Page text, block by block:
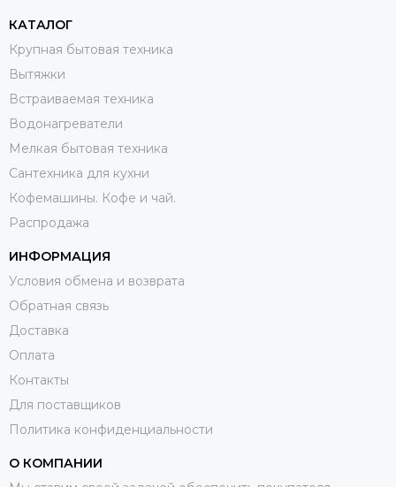
КАТАЛОГ
Крупная бытовая техника
Вытяжки
Встраиваемая техника
Водонагреватели
Мелкая бытовая техника
Сантехника для кухни
Кофемашины. Кофе и чай.
Распродажа
ИНФОРМАЦИЯ
Условия обмена и возврата
Обратная связь
Доставка
Оплата
Контакты
Для поставщиков
Политика конфиденциальности
О КОМПАНИИ